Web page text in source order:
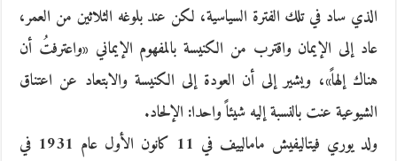
الذي ساد في تلك الفترة السياسية، لكن عند بلوغه الثلاثين من العمر،
عاد إلى الإيمان واقترب من الكنيسة بالمفهوم الإيماني «واعترفتُ أن
هناك إلهاً»، ويشير إلى أن العودة إلى الكنيسة والابتعاد عن اعتناق
الشيوعية عنت بالنسبة إليه شيئاً واحدا: الإلحاد.
ولد يوري فيتاليفيش مامالييف في 11 كانون الأول عام 1931 في